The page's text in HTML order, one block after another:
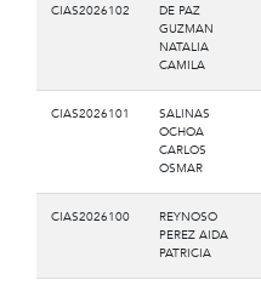
CIAS2026102
DE PAZ
GUZMAN
NATALIA
CAMILA
CIAS2026101
SALINAS
OCHOA
CARLOS
OSMAR
CIAS2026100
REYNOSO
PEREZ AIDA
PATRICIA